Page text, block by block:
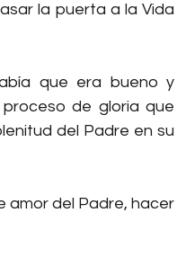
la puerta a la Vida
que era bueno y
de gloria que
del Padre en su
amor del Padre, hacer